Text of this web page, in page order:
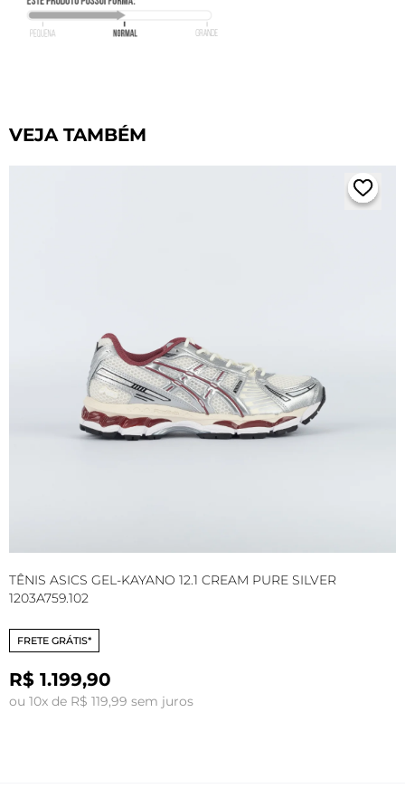
VEJA TAMBÉM
TÊNIS ASICS GEL-KAYANO 12.1 CREAM PURE SILVER
1203A759.102
FRETE GRÁTIS*
R$ 1.199,90
ou 10x de R$ 119,99 sem juros